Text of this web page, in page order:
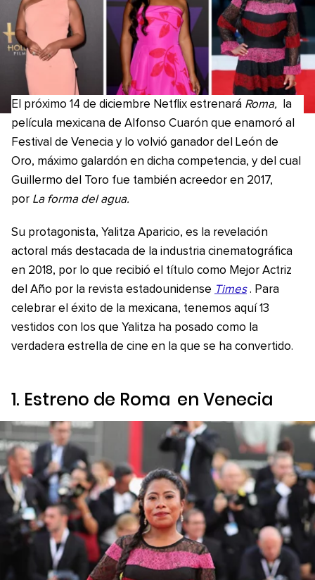
El próximo 14 de diciembre Netflix estrenará Roma,
la
película mexicana de Alfonso Cuarón que enamoró al
Festival de Venecia y lo volvió ganador del León de
Oro, máximo galardón en dicha competencia, y del cual
Guillermo del Toro fue también acreedor en 2017,
por La forma del agua.
Su protagonista, Yalitza Aparicio, es la revelación
actoral más destacada de la industria cinematográfica
en 2018, por lo que recibió el título como Mejor Actriz
del Año por la revista estadounidense Times . Para
celebrar el éxito de la mexicana, tenemos aquí 13
vestidos con los que Yalitza ha posado como la
verdadera estrella de cine en la que se ha convertido.
1. Estreno de Roma en Venecia